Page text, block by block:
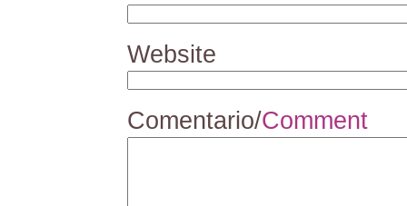
Website
Comentario/Comment